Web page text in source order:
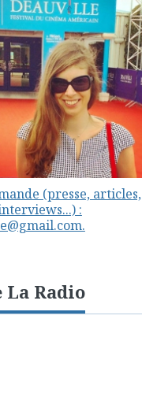
(presse, articles,
:
Radio